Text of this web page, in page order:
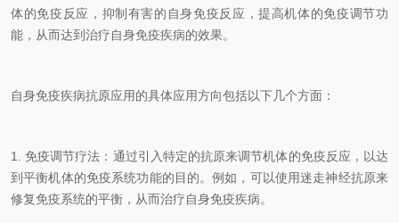
体的免疫反应，抑制有害的自身免疫反应，提高机体的免疫调节功
能，从而达到治疗自身免疫疾病的效果。
自身免疫疾病抗原应用的具体应用方向包括以下几个方面：
1. 免疫调节疗法：通过引入特定的抗原来调节机体的免疫反应，以达
到平衡机体的免疫系统功能的目的。例如，可以使用迷走神经抗原来
修复免疫系统的平衡，从而治疗自身免疫疾病。